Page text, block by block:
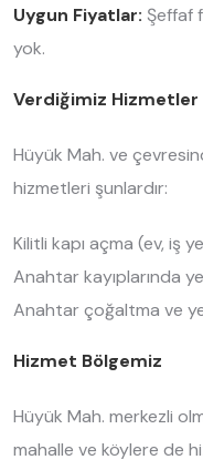
Uygun Fiyatlar: Şeffaf
yok.
Verdiğimiz Hizmetler
Hüyük Mah. ve
hizmetleri şunlardır:
Kilitli kapı açma (ev, iş
Anahtar kayıplarında
Anahtar çoğaltma ve
Hizmet Bölgemiz
Hüyük Mah. merkezli
mahalle ve köylere de